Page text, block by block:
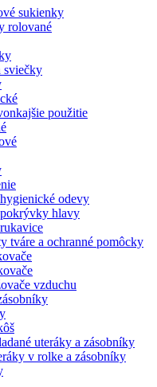
sukienky
rolované
sviečky
použitie
odevy
hlavy
tváre a ochranné pomôcky
vzduchu
uteráky a zásobníky
v rolke a zásobníky